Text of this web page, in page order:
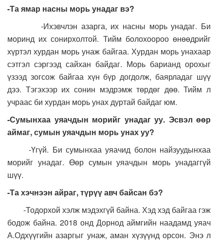
-Таямар насны морь унадаг вэ?
-Ихэвчлэн азарга, их насны морь унадаг. Би
моринд их сонирхолтой. Тийм болохоороо өнөөдрийг
хүртэл хурдан морь унаж байгаа. Хурдан морь унахаар
сэтгэл сэргээд сайхан байдаг. Морь барианд орохыг
үзээд зогсож байгаа хүн бүр догдолж, баярладаг шүү
дээ. Тэгэхээр их сонин мэдрэмж төрдөг дөө. Тийм л
учраас би хурдан морь унах дуртай байдаг юм.
-Сумынхаа уяачдын морийг унадаг уу. Эсвэл өөр
аймаг, сумын уяачдын морь унах уу?
-Үгүй. Би сумынхаа уяачид болон найзуудынхаа
морийг унадаг. Өөр сумын уяачдын морь унадаггүй
шүү.
-Та хэчнээн айраг, түрүү авч байсан бэ?
-Тодорхой хэлж мэдэхгүй байна. Хэд хэд байгаа гэж
бодож байна. 2018 онд Дорнод аймгийн наадамд уяач
А.Одхүүгийн азаргыг унаж, аман хүзүүнд орсон. Энэ л